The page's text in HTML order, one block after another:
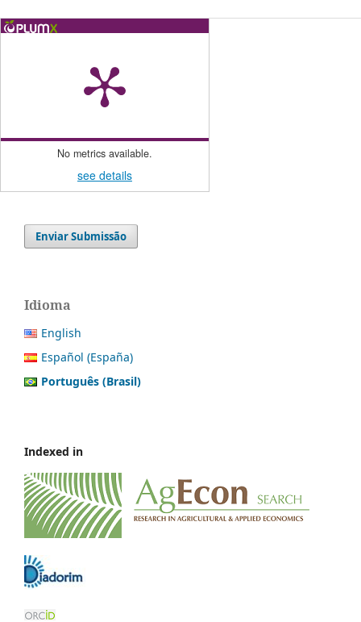
No metrics available.
see details
Enviar Submissão
Idioma
English
Español (España)
Português (Brasil)
Indexed in